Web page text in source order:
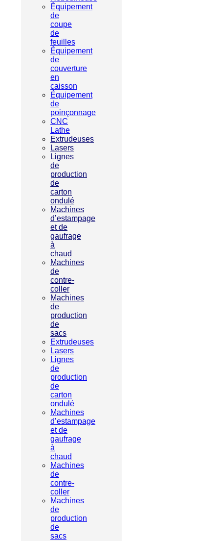
Équipement
de
coupe
de
feuilles
Équipement
de
couverture
en
caisson
Équipement
de
poinçonnage
CNC
Lathe
Extrudeuses
Lasers
Lignes
de
production
de
carton
ondulé
Machines
d’estampage
et de
gaufrage
à
chaud
Machines
de
contre-
coller
Machines
de
production
de
sacs
Extrudeuses
Lasers
Lignes
de
production
de
carton
ondulé
Machines
d’estampage
et de
gaufrage
à
chaud
Machines
de
contre-
coller
Machines
de
production
de
sacs